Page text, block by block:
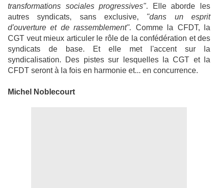
transformations sociales progressives". Elle aborde les
autres syndicats, sans exclusive, "dans un esprit
d'ouverture et de rassemblement". Comme la CFDT, la
CGT veut mieux articuler le rôle de la confédération et des
syndicats de base. Et elle met l'accent sur la
syndicalisation. Des pistes sur lesquelles la CGT et la
CFDT seront à la fois en harmonie et... en concurrence.
Michel Noblecourt